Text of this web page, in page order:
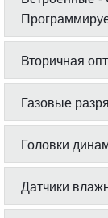
Вторичная
Газовые
Головки
Датчики